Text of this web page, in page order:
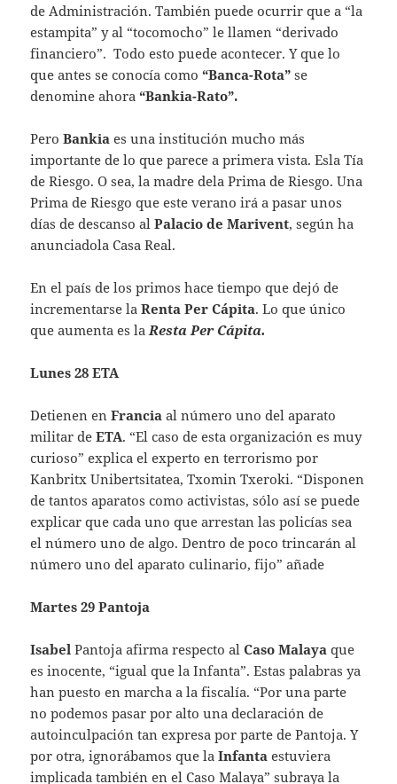
de Administración. También puede ocurrir que a “la
estampita” y al “tocomocho” le llamen “derivado
financiero”. Todo esto puede acontecer. Y que lo
que antes se conocía como“Banca-Rota” se
denomine ahora“Bankia-Rato”.
PeroBankia es una institución mucho más
importante de lo que parece a primera vista. Esla Tía
de Riesgo. O sea, la madre dela Prima de Riesgo. Una
Prima de Riesgo que este verano irá a pasar unos
días de descanso al Palacio de Marivent, según ha
anunciadola Casa Real.
En el país de los primos hace tiempo que dejó de
incrementarse laRenta Per Cápita. Lo que único
que aumenta es laResta PerCápita.
Lunes 28 ETA
Detienen enFranciaal número uno del aparato
militar deETA. “El caso de esta organización es muy
curioso” explica el experto en terrorismo por
Kanbritx Unibertsitatea, Txomin Txeroki. “Disponen
de tantos aparatos como activistas, sólo así se puede
explicar que cada uno que arrestan las policías sea
el número uno de algo. Dentro de poco trincarán al
número uno del aparato culinario, fijo” añade
Martes 29 Pantoja
IsabelPantoja afirma respecto alCaso Malaya que
es inocente, “igual que la Infanta”. Estas palabras ya
han puesto en marcha a la fiscalía. “Por una parte
no podemos pasar por alto una declaración de
autoinculpación tan expresa por parte de Pantoja. Y
por otra, ignorábamos que laInfanta estuviera
implicada también en el Caso Malaya” subraya la